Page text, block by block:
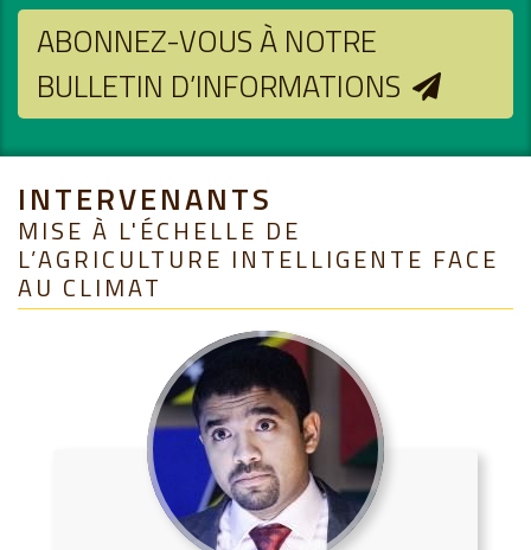
ABONNEZ-VOUS À NOTRE
BULLETIN D’INFORMATIONS
INTERVENANTS
MISE À L'ÉCHELLE DE
L’AGRICULTURE INTELLIGENTE FACE
AU CLIMAT